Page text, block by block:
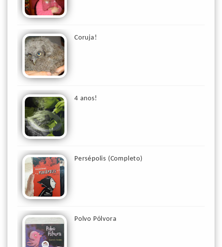
Coruja!
4 anos!
Persépolis (Completo)
Polvo Pólvora